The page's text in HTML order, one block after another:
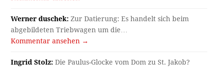
Werner duschek: Zur Datierung: Es handelt sich beim
abgebildeten Triebwagen um die…
Kommentar ansehen →
Ingrid Stolz: Die Paulus-Glocke vom Dom zu St. Jakob?